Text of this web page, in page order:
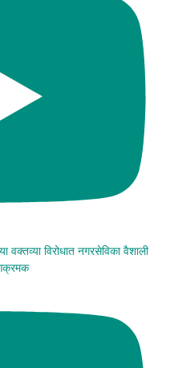
वक्तव्या विरोधात नगरसेविका वैशाली